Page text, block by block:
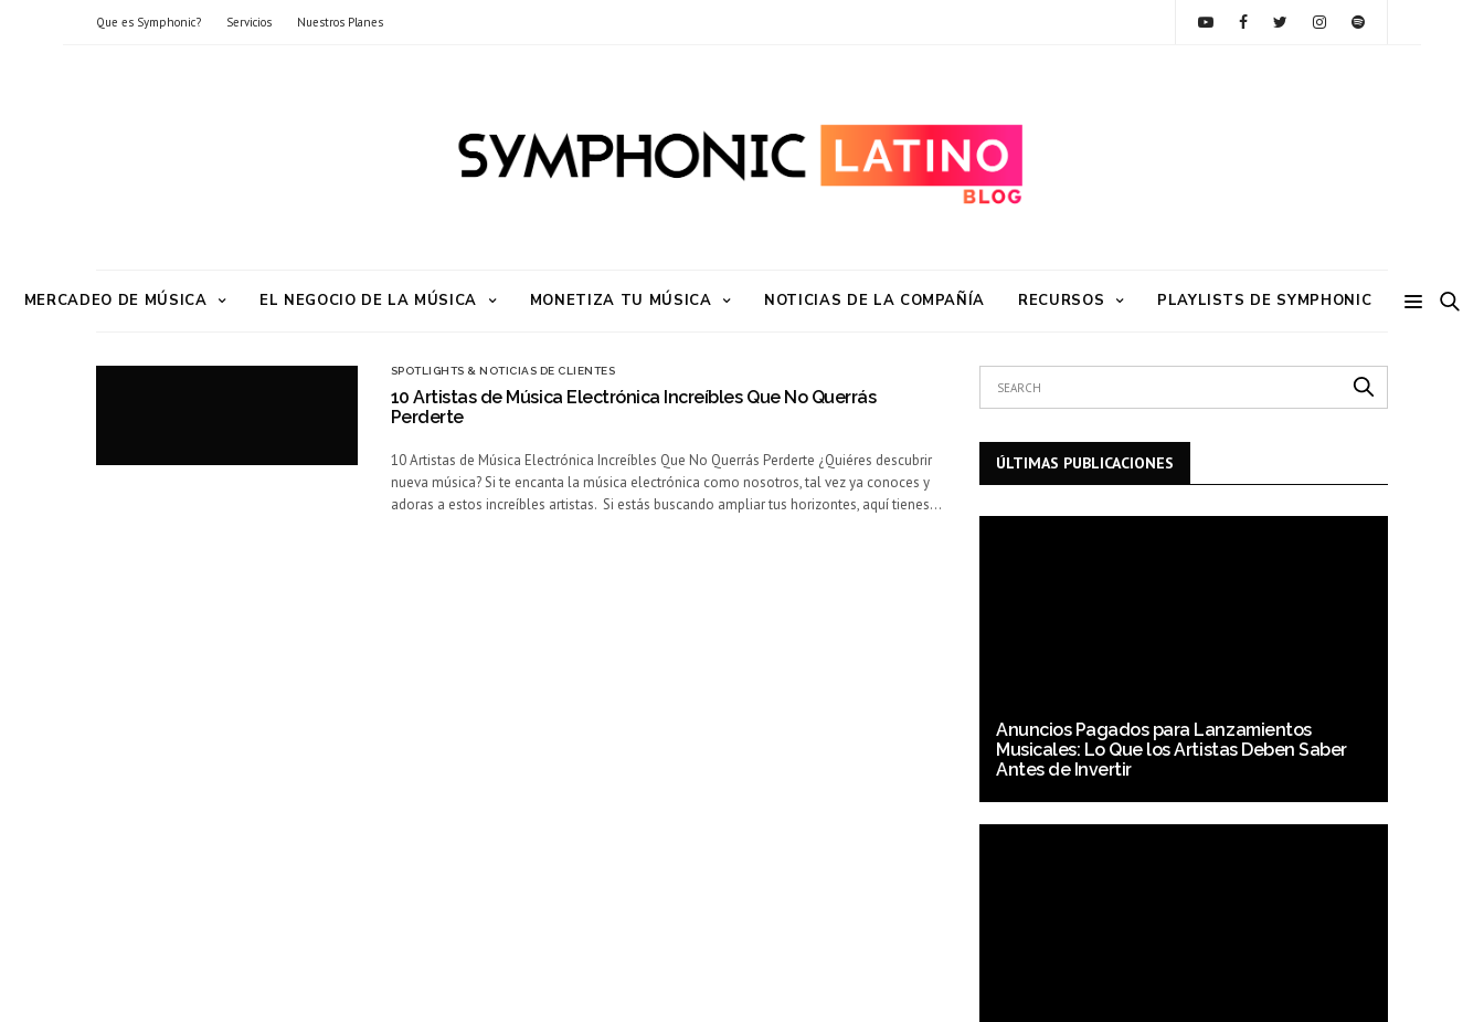
Que es Symphonic? Servicios Nuestros Planes
MERCADEO DE MÚSICA EL NEGOCIO DE LA MÚSICA MONETIZA TU MÚSICA NOTICIAS DE LA COMPAÑÍA RECURSOS PLAYLISTS DE SYMPHONIC
SPOTLIGHTS & NOTICIAS DE CLIENTES
10 Artistas de Música Electrónica Increíbles Que No Querrás
Perderte
10 Artistas de Música Electrónica Increíbles Que No Querrás Perderte ¿Quiéres descubrir
nueva música? Si te encanta la música electrónica como nosotros, tal vez ya conoces y
adoras a estos increíbles artistas. Si estás buscando ampliar tus horizontes, aquí tienes…
ÚLTIMAS PUBLICACIONES
Anuncios Pagados para Lanzamientos
Musicales: Lo Que los Artistas Deben Saber
Antes de Invertir